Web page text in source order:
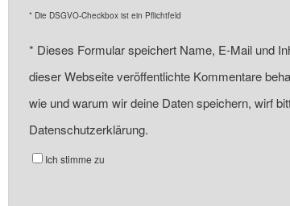
* Die DSGVO-Checkbox ist ein Pflichtfeld
* Dieses Formular speichert Name, E-Mail und
dieser Webseite veröffentlichte Kommentare
wie und warum wir deine Daten speichern, wirf
Datenschutzerklärung.
Ich stimme zu